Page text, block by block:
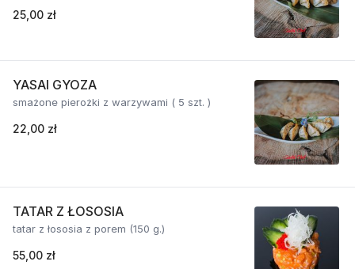
25,00 zł
YASAI GYOZA
smażone pierożki z warzywami ( 5 szt. )
22,00 zł
TATAR Z ŁOSOSIA
tatar z łososia z porem (150 g.)
55,00 zł